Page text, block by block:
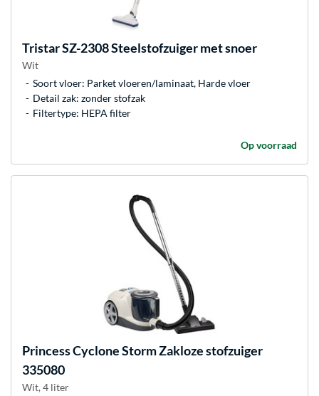
TristarSZ-2308 Steelstofzuiger met snoer
Wit
Soort vloer: Parket vloeren/laminaat, Harde vloer
Detail zak: zonder stofzak
Filtertype: HEPA filter
Op voorraad
PrincessCyclone Storm Zakloze stofzuiger
335080
Wit, 4 liter